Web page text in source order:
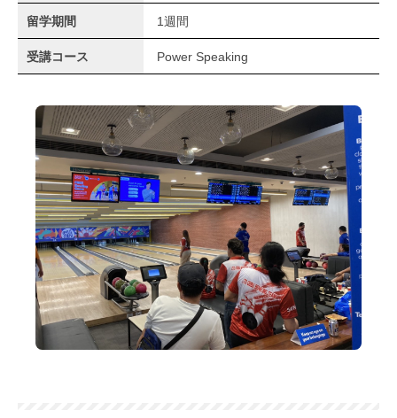
留学期間 1週間
受講コース Power Speaking